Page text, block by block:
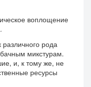
воплощение
рода
микстурам.
и, к тому же, не
ресурсы